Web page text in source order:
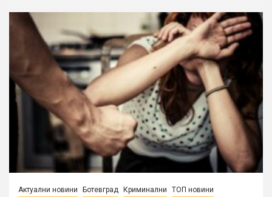
Актуални новини Ботевград Криминални ТОП новини